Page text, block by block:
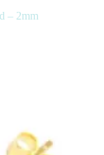
– 2mm